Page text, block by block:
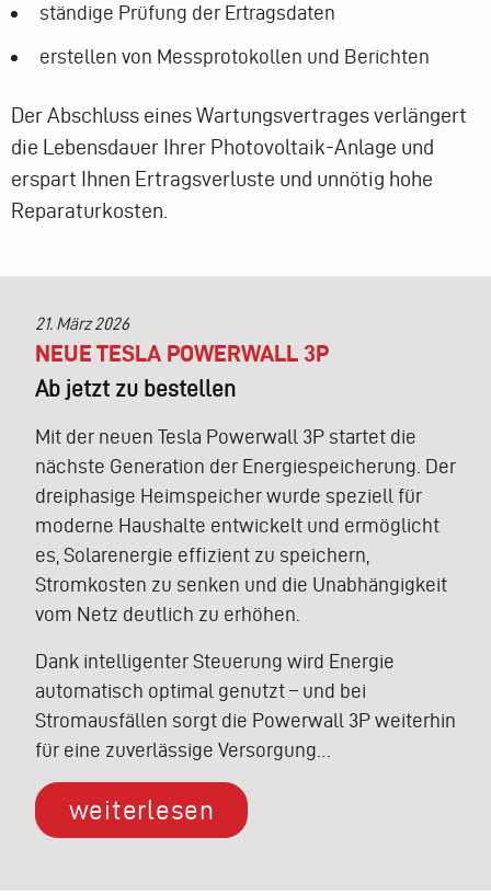
ständige Prüfung der Ertragsdaten
erstellen von Messprotokollen und Berichten
Der Abschluss eines Wartungsvertrages verlängert
die Lebensdauer Ihrer Photovoltaik-Anlage und
erspart Ihnen Ertragsverluste und unnötig hohe
Reparaturkosten.
21. März 2026
NEUE TESLA POWERWALL 3P
Ab jetzt zu bestellen
Mit der neuen Tesla Powerwall 3P startet die
nächste Generation der Energiespeicherung. Der
dreiphasige Heimspeicher wurde speziell für
moderne Haushalte entwickelt und ermöglicht
es, Solarenergie effizient zu speichern,
Stromkosten zu senken und die Unabhängigkeit
vom Netz deutlich zu erhöhen.
Dank intelligenter Steuerung wird Energie
automatisch optimal genutzt – und bei
Stromausfällen sorgt die Powerwall 3P weiterhin
für eine zuverlässige Versorgung…
weiterlesen